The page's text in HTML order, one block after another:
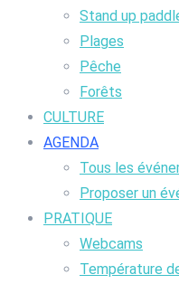
Stand up
Plages
Pêche
Forêts
CULTURE
AGENDA
Tous les
Proposer un
PRATIQUE
Webcams
Température